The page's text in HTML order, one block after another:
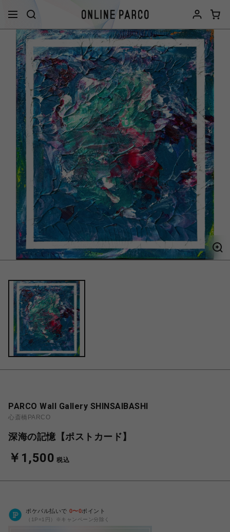
PARCO Wall Gallery SHINSAIBASHI
心斎橋PARCO
深海の記憶【ポストカード】
￥1,500 税込
ポケパル払いで 0〜0ポイント
（1P=1円）※キャンペーン分除く